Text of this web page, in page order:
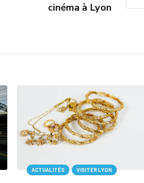
cinéma à Lyon
ACTUALITÉS VISITER LYON